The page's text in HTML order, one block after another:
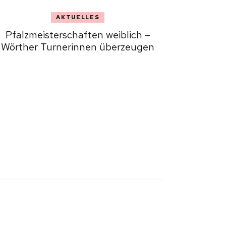
AKTUELLES
Pfalzmeisterschaften weiblich –
Wörther Turnerinnen überzeugen